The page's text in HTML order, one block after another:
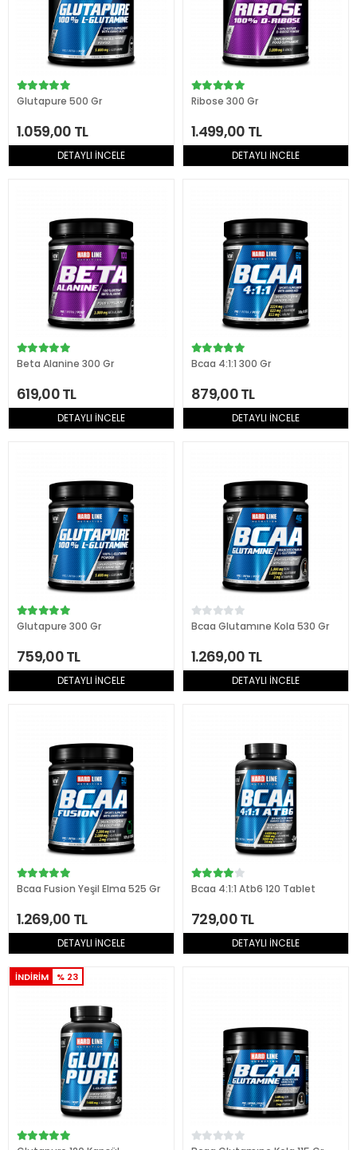
Glutapure 500 Gr
1.059,00 TL
DETAYLI İNCELE
Ribose 300 Gr
1.499,00 TL
DETAYLI İNCELE
Beta Alanine 300 Gr
619,00 TL
DETAYLI İNCELE
Bcaa 4:1:1 300 Gr
879,00 TL
DETAYLI İNCELE
Glutapure 300 Gr
759,00 TL
DETAYLI İNCELE
Bcaa Glutamıne Kola 530 Gr
1.269,00 TL
DETAYLI İNCELE
Bcaa Fusion Yeşil Elma 525 Gr
1.269,00 TL
DETAYLI İNCELE
Bcaa 4:1:1 Atb6 120 Tablet
729,00 TL
DETAYLI İNCELE
İNDİRİM % 23